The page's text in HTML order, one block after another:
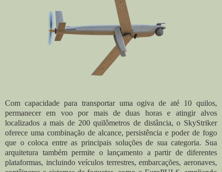
Com capacidade para transportar uma ogiva de até 10 quilos,
permanecer em voo por mais de duas horas e atingir alvos
localizados a mais de 200 quilômetros de distância, o SkyStriker
oferece uma combinação de alcance, persistência e poder de fogo
que o coloca entre as principais soluções de sua categoria. Sua
arquitetura também permite o lançamento a partir de diferentes
plataformas, incluindo veículos terrestres, embarcações, aeronaves,